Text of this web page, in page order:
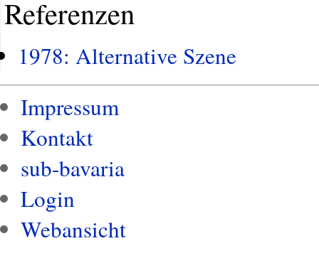
Referenzen
1978: Alternative Szene
Impressum
Kontakt
sub-bavaria
Login
Webansicht